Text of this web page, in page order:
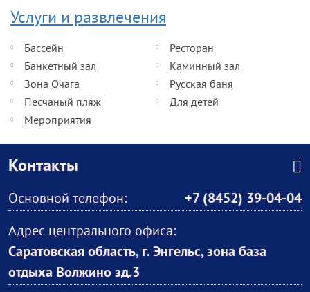
Услуги и развлечения
Бассейн
Ресторан
Банкетный зал
Каминный зал
Зона Очага
Русская баня
Песчаный пляж
Для детей
Мероприятия
Контакты
Основной телефон:
+7 (8452) 39-04-04
Адрес центрального офиса:
Саратовская область, г. Энгельс, зона база
отдыха Волжино зд.3